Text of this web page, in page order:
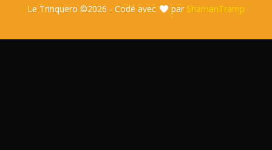
Le Trinquero ©2026 - Codé avec par ShamanTramp